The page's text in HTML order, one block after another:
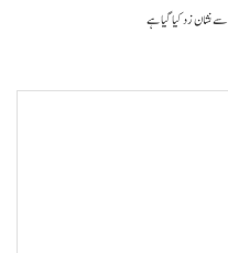
سے نشان زد کیا گیا ہے